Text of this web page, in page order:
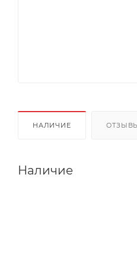
НАЛИЧИЕ
Наличие